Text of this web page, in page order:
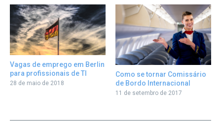
Vagas de emprego em Berlin
para profissionais de TI
28 de maio de 2018
Como se tornar Comissário
de Bordo Internacional
11 de setembro de 2017